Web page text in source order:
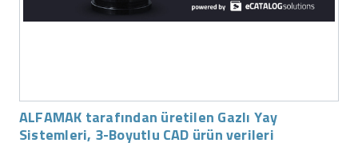
ALFAMAK tarafından üretilen Gazlı Yay
Sistemleri, 3-Boyutlu CAD ürün verileri